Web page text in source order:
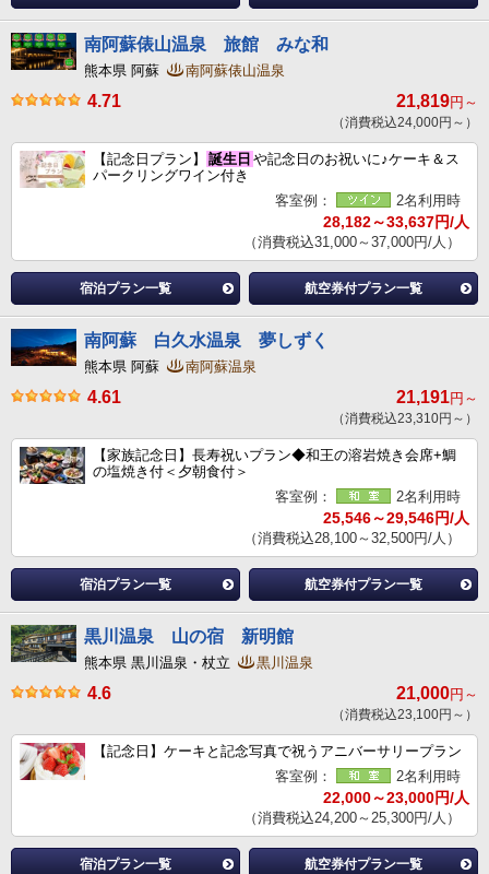
南阿蘇俵山温泉 旅館 みな和
熊本県 阿蘇 南阿蘇俵山温泉
4.71 21,819円～
（消費税込24,000円～）
【記念日プラン】 誕生日 や記念日のお祝いに♪ケーキ＆ス
パークリングワイン付き
客室例：
2名利用時
28,182～33,637円/人
（消費税込31,000～37,000円/人）
宿泊プラン一覧 航空券付プラン一覧
南阿蘇 白久水温泉 夢しずく
熊本県 阿蘇 南阿蘇温泉
4.61 21,191円～
（消費税込23,310円～）
【家族記念日】長寿祝いプラン◆和王の溶岩焼き会席+鯛
の塩焼き付＜夕朝食付＞
客室例：
2名利用時
25,546～29,546円/人
（消費税込28,100～32,500円/人）
宿泊プラン一覧 航空券付プラン一覧
黒川温泉 山の宿 新明館
熊本県 黒川温泉・杖立 黒川温泉
4.6 21,000円～
（消費税込23,100円～）
【記念日】ケーキと記念写真で祝うアニバーサリープラン
客室例：
2名利用時
22,000～23,000円/人
（消費税込24,200～25,300円/人）
宿泊プラン一覧 航空券付プラン一覧